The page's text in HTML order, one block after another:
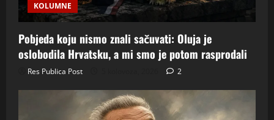
KOLUMNE
Pobjeda koju nismo znali sačuvati: Oluja je
oslobodila Hrvatsku, a mi smo je potom rasprodali
Res Publica Post 2